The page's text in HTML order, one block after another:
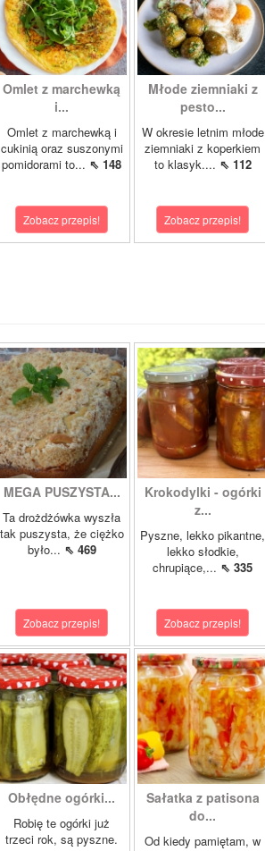
Omlet z marchewką
i...
Omlet z marchewką i
cukinią oraz suszonymi
pomidorami to... ⇖ 148
Zobacz przepis!
Młode ziemniaki z
pesto...
W okresie letnim młode
ziemniaki z koperkiem
to klasyk.... ⇖ 112
Zobacz przepis!
MEGA PUSZYSTA...
Ta drożdżówka wyszła
tak puszysta, że ciężko
było... ⇖ 469
Zobacz przepis!
Krokodylki - ogórki
z...
Pyszne, lekko pikantne,
lekko słodkie,
chrupiące,... ⇖ 335
Zobacz przepis!
Obłędne ogórki...
Robię te ogórki już
trzeci rok, są pyszne.
Sałatka z patisona
do...
Od kiedy pamiętam, w